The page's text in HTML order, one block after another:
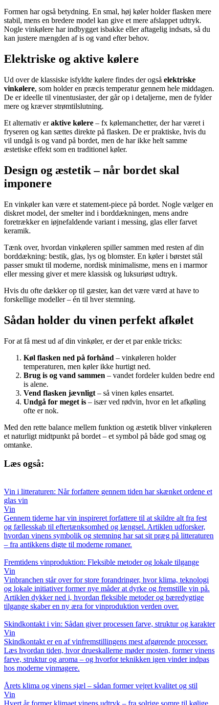
Formen har også betydning. En smal, høj køler holder flasken mere
stabil, mens en bredere model kan give et mere afslappet udtryk.
Nogle vinkølere har indbygget isbakke eller aftagelig indsats, så du
kan justere mængden af is og vand efter behov.
Elektriske og aktive kølere
Ud over de klassiske isfyldte kølere findes der også elektriske
vinkølere, som holder en præcis temperatur gennem hele middagen.
De er ideelle til vinentusiaster, der går op i detaljerne, men de fylder
mere og kræver strømtilslutning.
Et alternativ eraktive kølere – fx kølemanchetter, der har været i
fryseren og kan sættes direkte på flasken. De er praktiske, hvis du
vil undgå is og vand på bordet, men de har ikke helt samme
æstetiske effekt som en traditionel køler.
Design og æstetik – når bordet skal
imponere
En vinkøler kan være et statement-piece på bordet. Nogle vælger en
diskret model, der smelter ind i borddækningen, mens andre
foretrækker en iøjnefaldende variant i messing, glas eller farvet
keramik.
Tænk over, hvordan vinkøleren spiller sammen med resten af din
borddækning: bestik, glas, lys og blomster. En køler i børstet stål
passer smukt til moderne, nordisk minimalisme, mens en i marmor
eller messing giver et mere klassisk og luksuriøst udtryk.
Hvis du ofte dækker op til gæster, kan det være værd at have to
forskellige modeller – én til hver stemning.
Sådan holder du vinen perfekt afkølet
For at få mest ud af din vinkøler, er der et par enkle tricks:
Køl flasken ned på forhånd – vinkøleren holder
temperaturen, men køler ikke hurtigt ned.
Brug is og vand sammen – vandet fordeler kulden bedre end
is alene.
Vend flasken jævnligt – så vinen køles ensartet.
Undgå for meget is – især ved rødvin, hvor en let afkøling
ofte er nok.
Med den rette balance mellem funktion og æstetik bliver vinkøleren
et naturligt midtpunkt på bordet – et symbol på både god smag og
omtanke.
Læs også:
Vin i litteraturen: Når forfattere gennem tiden har skænket ordene et
glas vin
Vin
Gennem tiderne har vin inspireret forfattere til at skildre alt fra fest
og fællesskab til eftertænksomhed og længsel. Artiklen udforsker,
hvordan vinens symbolik og stemning har sat sit præg på litteraturen
– fra antikkens digte til moderne romaner.
Fremtidens vinproduktion: Fleksible metoder og lokale tilgange
Vin
Vinbranchen står over for store forandringer, hvor klima, teknologi
og lokale initiativer former nye måder at dyrke og fremstille vin på.
Artiklen dykker ned i, hvordan fleksible metoder og bæredygtige
tilgange skaber en ny æra for vinproduktion verden over.
Skindkontakt i vin: Sådan giver processen farve, struktur og karakter
Vin
Skindkontakt er en af vinfremstillingens mest afgørende processer.
Læs hvordan tiden, hvor drueskallerne møder mosten, former vinens
farve, struktur og aroma – og hvorfor teknikken igen vinder indpas
hos moderne vinmagere.
Årets klima og vinens sjæl – sådan former vejret kvalitet og stil
Vin
Hvert år former klimaet vinens udtryk – fra solrige somre til kølige